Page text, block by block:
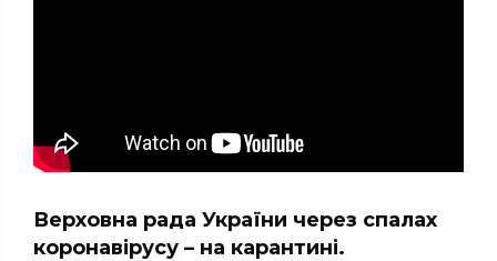
Верховна рада України через спалах
коронавірусу – на карантині.